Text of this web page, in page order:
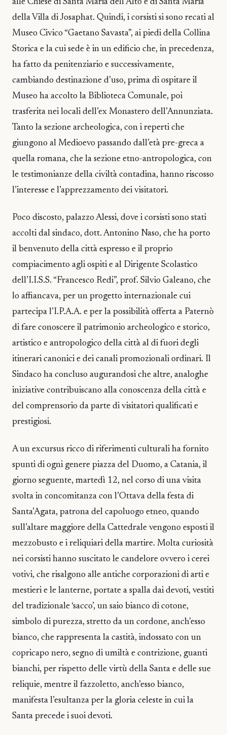
della Villa di Josaphat. Quindi, i corsisti si sono recati al
Museo Civico “Gaetano Savasta”, ai piedi della Collina
Storica e la cui sede è in un edificio che, in precedenza,
ha fatto da penitenziario e successivamente,
cambiando destinazione d’uso, prima di ospitare il
Museo ha accolto la Biblioteca Comunale, poi
trasferita nei locali dell’ex Monastero dell’Annunziata.
Tanto la sezione archeologica, con i reperti che
giungono al Medioevo passando dall’età pre-greca a
quella romana, che la sezione etno-antropologica, con
le testimonianze della civiltà contadina, hanno riscosso
l’interesse e l’apprezzamento dei visitatori.
Poco discosto, palazzo Alessi, dove i corsisti sono stati
accolti dal sindaco, dott. Antonino Naso, che ha porto
il benvenuto della città espresso e il proprio
compiacimento agli ospiti e al Dirigente Scolastico
dell’I.I.S.S. “Francesco Redi”, prof. Silvio Galeano, che
lo affiancava, per un progetto internazionale cui
partecipa l’I.P.A.A. e per la possibilità offerta a Paternò
di fare conoscere il patrimonio archeologico e storico,
artistico e antropologico della città al di fuori degli
itinerari canonici e dei canali promozionali ordinari. Il
Sindaco ha concluso augurandosi che altre, analoghe
iniziative contribuiscano alla conoscenza della città e
del comprensorio da parte di visitatori qualificati e
prestigiosi.
A un excursus ricco di riferimenti culturali ha fornito
spunti di ogni genere piazza del Duomo, a Catania, il
giorno seguente, martedì 12, nel corso di una visita
svolta in concomitanza con l’Ottava della festa di
Santa’Agata, patrona del capoluogo etneo, quando
sull’altare maggiore della Cattedrale vengono esposti il
mezzobusto e i reliquiari della martire. Molta curiosità
nei corsisti hanno suscitato le candelore ovvero i cerei
votivi, che risalgono alle antiche corporazioni di arti e
mestieri e le lanterne, portate a spalla dai devoti, vestiti
del tradizionale ‘sacco’, un saio bianco di cotone,
simbolo di purezza, stretto da un cordone, anch’esso
bianco, che rappresenta la castità, indossato con un
copricapo nero, segno di umiltà e contrizione, guanti
bianchi, per rispetto delle virtù della Santa e delle sue
reliquie, mentre il fazzoletto, anch’esso bianco,
manifesta l’esultanza per la gloria celeste in cui la
Santa precede i suoi devoti.